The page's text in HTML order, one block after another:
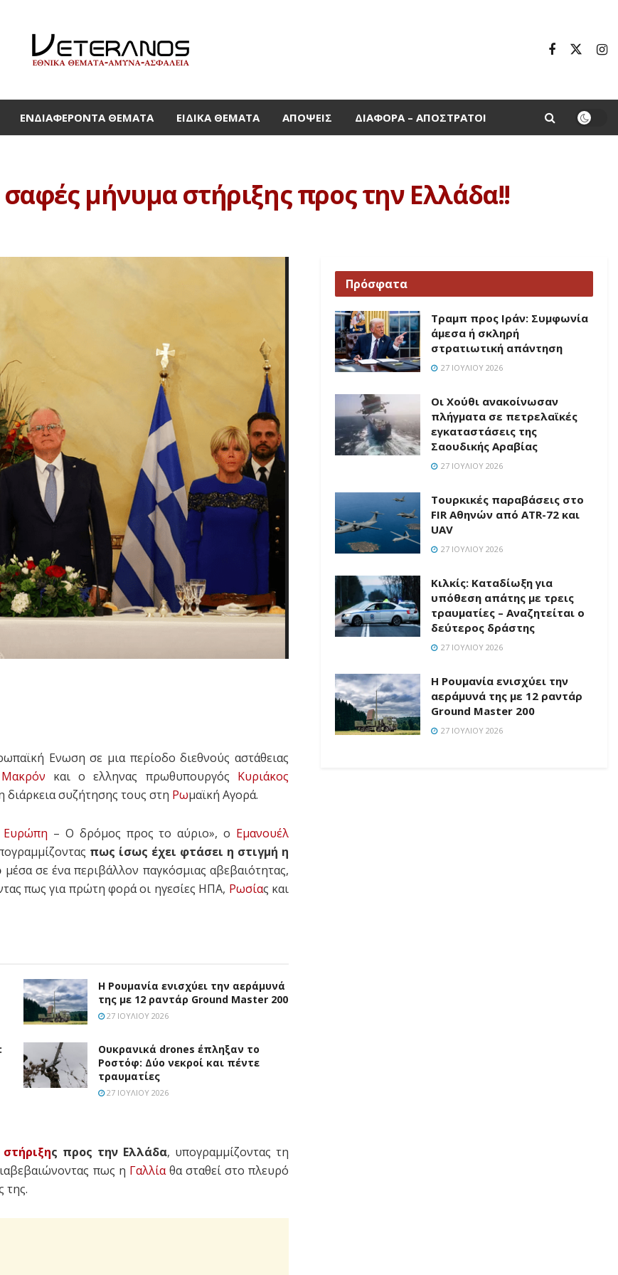
ΕΝΔΙΑΦΈΡΟΝΤΑ ΘΈΜΑΤΑ ΕΙΔΙΚΆ ΘΈΜΑΤΑ ΑΠΌΨΕΙΣ ΔΙΆΦΟΡΑ – ΑΠΌΣΤΡΑΤΟΙ
μήνυμα στήριξης προς την Ελλάδα!!
Ενωση σε μια περίοδο διεθνούς αστάθειας
Μακρόν και ο ελληνας πρωθυπουργός Κυριάκος
συζήτησης τους στη Ρωμαϊκή Αγορά.
Ευρώπη – Ο δρόμος προς το αύριο», ο Εμανουέλ
πως ίσως έχει φτάσει η στιγμή η
μέσα σε ένα περιβάλλον παγκόσμιας αβεβαιότητας,
πως για πρώτη φορά οι ηγεσίες ΗΠΑ, Ρωσίας και
Η Ρουμανία ενισχύει την αεράμυνά
της με 12 ραντάρ Ground Master 200
27 ΙΟΥΛΊΟΥ 2026
Ουκρανικά drones έπληξαν το
Ροστόφ: Δύο νεκροί και πέντε
τραυματίες
27 ΙΟΥΛΊΟΥ 2026
στήριξης προς την Ελλάδα, υπογραμμίζοντας τη
πως η Γαλλίαθα σταθεί στο πλευρό
της.
Πρόσφατα
Τραμπ προς Ιράν: Συμφωνία
άμεσα ή σκληρή
στρατιωτική απάντηση
27 ΙΟΥΛΊΟΥ 2026
Οι Χούθι ανακοίνωσαν
πλήγματα σε πετρελαϊκές
εγκαταστάσεις της
Σαουδικής Αραβίας
27 ΙΟΥΛΊΟΥ 2026
Τουρκικές παραβάσεις στο
FIR Αθηνών από ATR-72 και
UAV
27 ΙΟΥΛΊΟΥ 2026
Κιλκίς: Καταδίωξη για
υπόθεση απάτης με τρεις
τραυματίες – Αναζητείται ο
δεύτερος δράστης
27 ΙΟΥΛΊΟΥ 2026
Η Ρουμανία ενισχύει την
αεράμυνά της με 12 ραντάρ
Ground Master 200
27 ΙΟΥΛΊΟΥ 2026